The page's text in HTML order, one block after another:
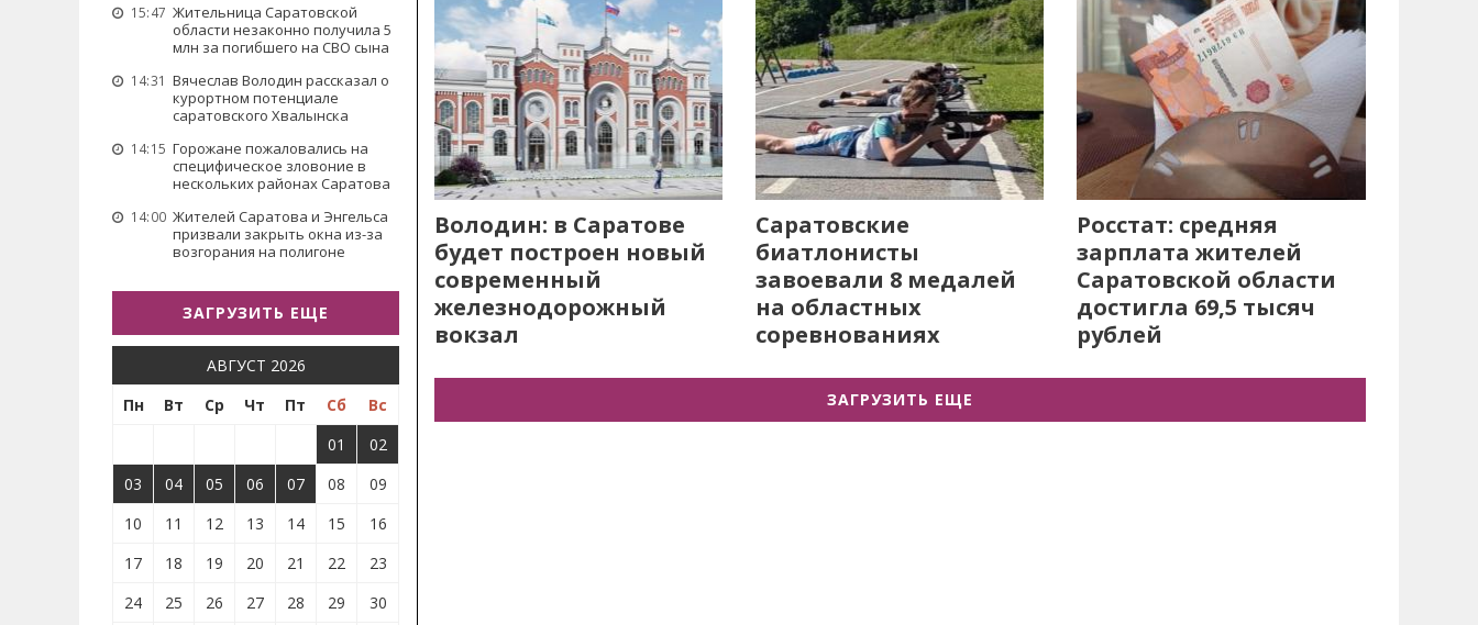
15:47 Жительница Саратовской
области незаконно получила 5
млн за погибшего на СВО сына
14:31 Вячеслав Володин рассказал о
курортном потенциале
саратовского Хвалынска
14:15 Горожане пожаловались на
специфическое зловоние в
нескольких районах Саратова
14:00 Жителей Саратова и Энгельса
призвали закрыть окна из-за
возгорания на полигоне
ЗАГРУЗИТЬ ЕЩЕ
АВГУСТ 2026
Пн
Вт Ср Чт Пт Сб
Вс
01
02
03
04 05 06 07 08
09
10
11 12 13 14 15
16
17
18 19 20 21 22
23
24
25 26 27 28 29
30
Володин: в Саратове
будет построен новый
современный
железнодорожный
вокзал
Саратовские
биатлонисты
завоевали 8 медалей
на областных
соревнованиях
Росстат: средняя
зарплата жителей
Саратовской области
достигла 69,5 тысяч
рублей
ЗАГРУЗИТЬ ЕЩЕ